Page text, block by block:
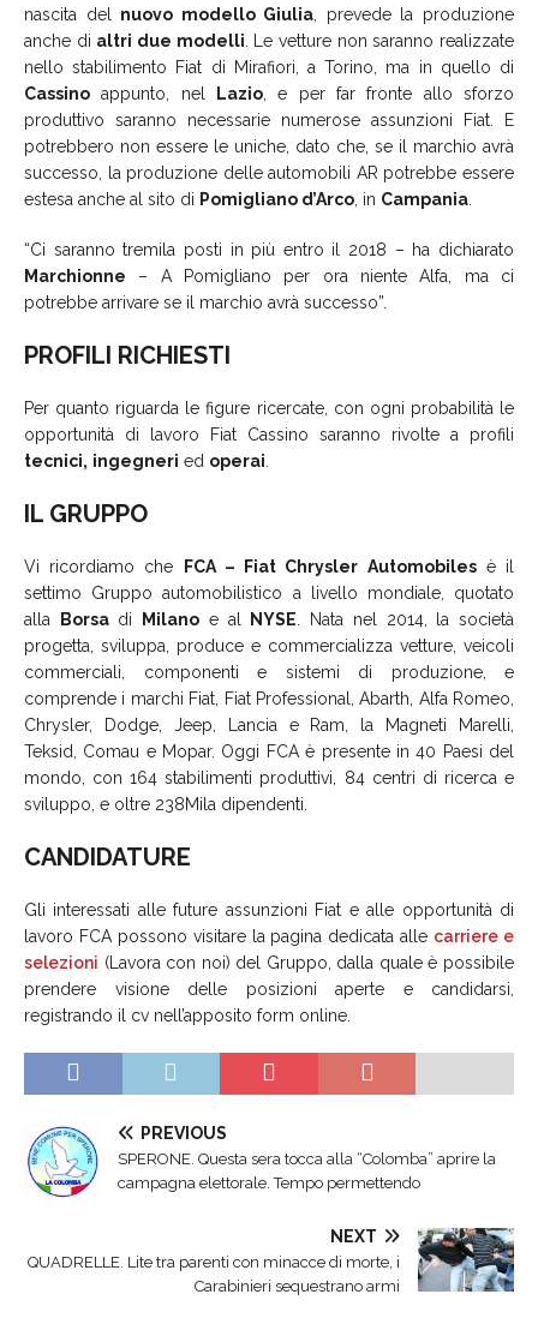
nascita del nuovo modello Giulia, prevede la produzione
anche di altri due modelli. Le vetture non saranno realizzate
nello stabilimento Fiat di Mirafiori, a Torino, ma in quello di
Cassino appunto, nel Lazio, e per far fronte allo sforzo
produttivo saranno necessarie numerose assunzioni Fiat. E
potrebbero non essere le uniche, dato che, se il marchio avrà
successo, la produzione delle automobili AR potrebbe essere
estesa anche al sito di Pomigliano d’Arco, in Campania.
“Ci saranno tremila posti in più entro il 2018 – ha dichiarato
Marchionne – A Pomigliano per ora niente Alfa, ma ci
potrebbe arrivare se il marchio avrà successo”.
PROFILI RICHIESTI
Per quanto riguarda le figure ricercate, con ogni probabilità le
opportunità di lavoro Fiat Cassino saranno rivolte a profili
tecnici, ingegneri ed operai.
IL GRUPPO
Vi ricordiamo che FCA – Fiat Chrysler Automobilesè il
settimo Gruppo automobilistico a livello mondiale, quotato
alla
Borsadi Milano e al NYSE. Nata nel 2014, la società
progetta, sviluppa, produce e commercializza vetture, veicoli
commerciali, componenti e sistemi di produzione, e
comprende i marchi Fiat, Fiat Professional, Abarth, Alfa Romeo,
Chrysler, Dodge, Jeep, Lancia e Ram, la Magneti Marelli,
Teksid, Comau e Mopar. Oggi FCA è presente in 40 Paesi del
mondo, con 164 stabilimenti produttivi, 84 centri di ricerca e
sviluppo, e oltre 238Mila dipendenti.
CANDIDATURE
Gli interessati alle future assunzioni Fiat e alle opportunità di
lavoro FCA possono visitare la pagina dedicata alle carriere e
selezioni (Lavora con noi) del Gruppo, dalla quale è possibile
prendere visione delle posizioni aperte e candidarsi,
registrando il cv nell’apposito form online.
PREVIOUS
SPERONE. Questa sera tocca alla “Colomba” aprire la
campagna elettorale. Tempo permettendo
NEXT
QUADRELLE. Lite tra parenti con minacce di morte, i
Carabinieri sequestrano armi